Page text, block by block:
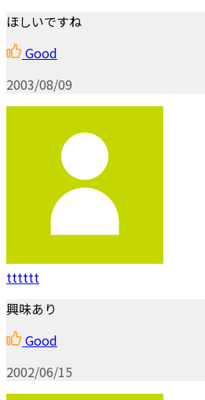
ほしいですね
Good
2003/08/09
tttttt
興味あり
Good
2002/06/15